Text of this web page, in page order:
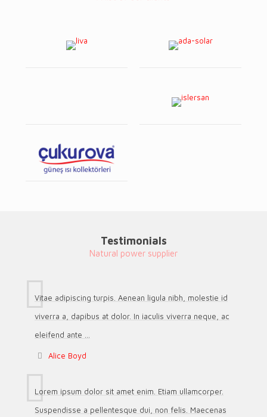
Testimonials
Natural power supplier
Vitae adipiscing turpis. Aenean ligula nibh, molestie id
viverra a, dapibus at dolor. In iaculis viverra neque, ac
eleifend ante ...
Alice Boyd
Lorem ipsum dolor sit amet enim. Etiam ullamcorper.
Suspendisse a pellentesque dui, non felis. Maecenas